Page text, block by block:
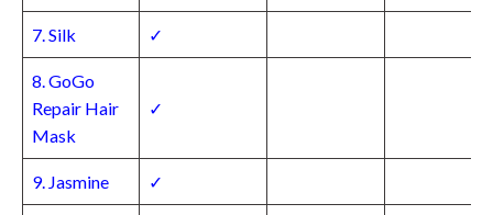
7. Silk ✓
8. GoGo
Repair Hair
Mask
✓
9. Jasmine ✓